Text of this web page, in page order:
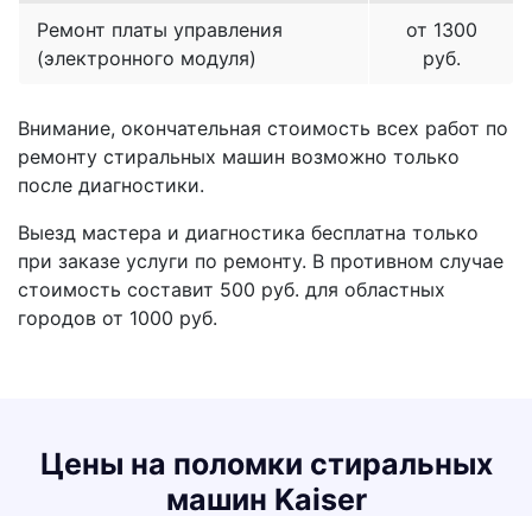
Ремонт платы управления
(электронного модуля)
от 1300
руб.
Внимание, окончательная стоимость всех работ по
ремонту стиральных машин возможно только
после диагностики.
Выезд мастера и диагностика бесплатна только
при заказе услуги по ремонту. В противном случае
стоимость составит 500 руб. для областных
городов от 1000 руб.
Цены на поломки стиральных
машин Kaiser